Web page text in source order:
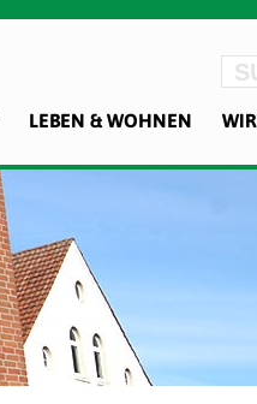
LEBEN & WOHNEN